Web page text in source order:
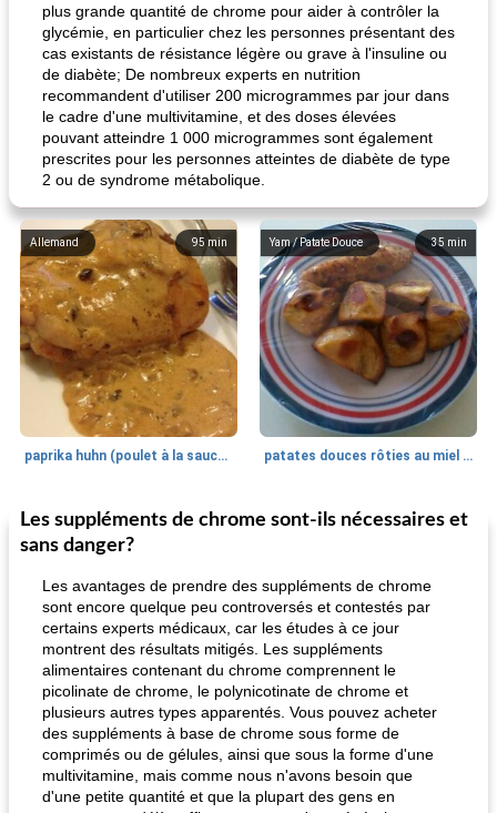
plus grande quantité de chrome pour aider à contrôler la
glycémie, en particulier chez les personnes présentant des
cas existants de résistance légère ou grave à l'insuline ou
de diabète; De nombreux experts en nutrition
recommandent d'utiliser 200 microgrammes par jour dans
le cadre d'une multivitamine, et des doses élevées
pouvant atteindre 1 000 microgrammes sont également
prescrites pour les personnes atteintes de diabète de type
2 ou de syndrome métabolique.
95 min
Allemand
paprika huhn (poulet à la sauce paprika).
35 min
Yam / Patate Douce
patates douces rôties au miel / kumara
25min
Petit déjeuner et brunch
quinoa petit déjeuner méditerranéen
45 min
Viande et volaille
Les suppléments de chrome sont-ils nécessaires et
sans danger?
Les avantages de prendre des suppléments de chrome
sont encore quelque peu controversés et contestés par
certains experts médicaux, car les études à ce jour
montrent des résultats mitigés. Les suppléments
alimentaires contenant du chrome comprennent le
picolinate de chrome, le polynicotinate de chrome et
plusieurs autres types apparentés. Vous pouvez acheter
des suppléments à base de chrome sous forme de
comprimés ou de gélules, ainsi que sous la forme d'une
multivitamine, mais comme nous n'avons besoin que
d'une petite quantité et que la plupart des gens en